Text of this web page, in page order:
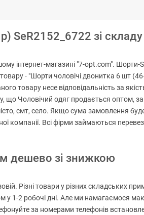
зі
інтернет-магазині "7-opt.com".
товару - "Шорти чоловічі двонитка 6 шт
товару несе відповідальність за
що Чоловічий одяг продається оптом,
смт, село. Якщо сума замовлення
компанії. Всі фірми займаються
дешево зі знижкою
Різні товари у різних складських
у 1-2 робочі дні. Але ми намагаємося
за номерами телефонів